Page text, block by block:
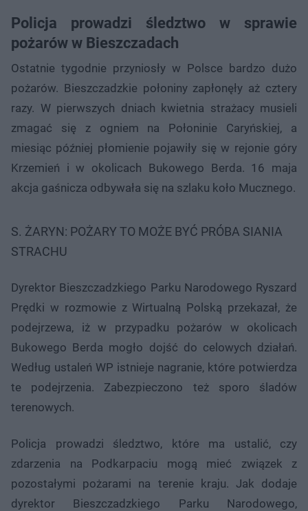
Policja prowadzi śledztwo w sprawie
pożarów w Bieszczadach
Ostatnie tygodnie przyniosły w Polsce bardzo dużo
pożarów. Bieszczadzkie połoniny zapłonęły aż cztery
razy. W pierwszych dniach kwietnia strażacy musieli
zmagać się z ogniem na Połoninie Caryńskiej, a
miesiąc później płomienie pojawiły się w rejonie góry
Krzemień i w okolicach Bukowego Berda. 16 maja
akcja gaśnicza odbywała się na szlaku koło Mucznego.
S. ŻARYN: POŻARY TO MOŻE BYĆ PRÓBA SIANIA
STRACHU
Dyrektor Bieszczadzkiego Parku Narodowego Ryszard
Prędki w rozmowie z Wirtualną Polską przekazał, że
podejrzewa, iż w przypadku pożarów w okolicach
Bukowego Berda mogło dojść do celowych działań.
Według ustaleń WP istnieje nagranie, które potwierdza
te podejrzenia. Zabezpieczono też sporo śladów
terenowych.
Policja prowadzi śledztwo, które ma ustalić, czy
zdarzenia na Podkarpaciu mogą mieć związek z
pozostałymi pożarami na terenie kraju. Jak dodaje
dyrektor Bieszczadzkiego Parku Narodowego,